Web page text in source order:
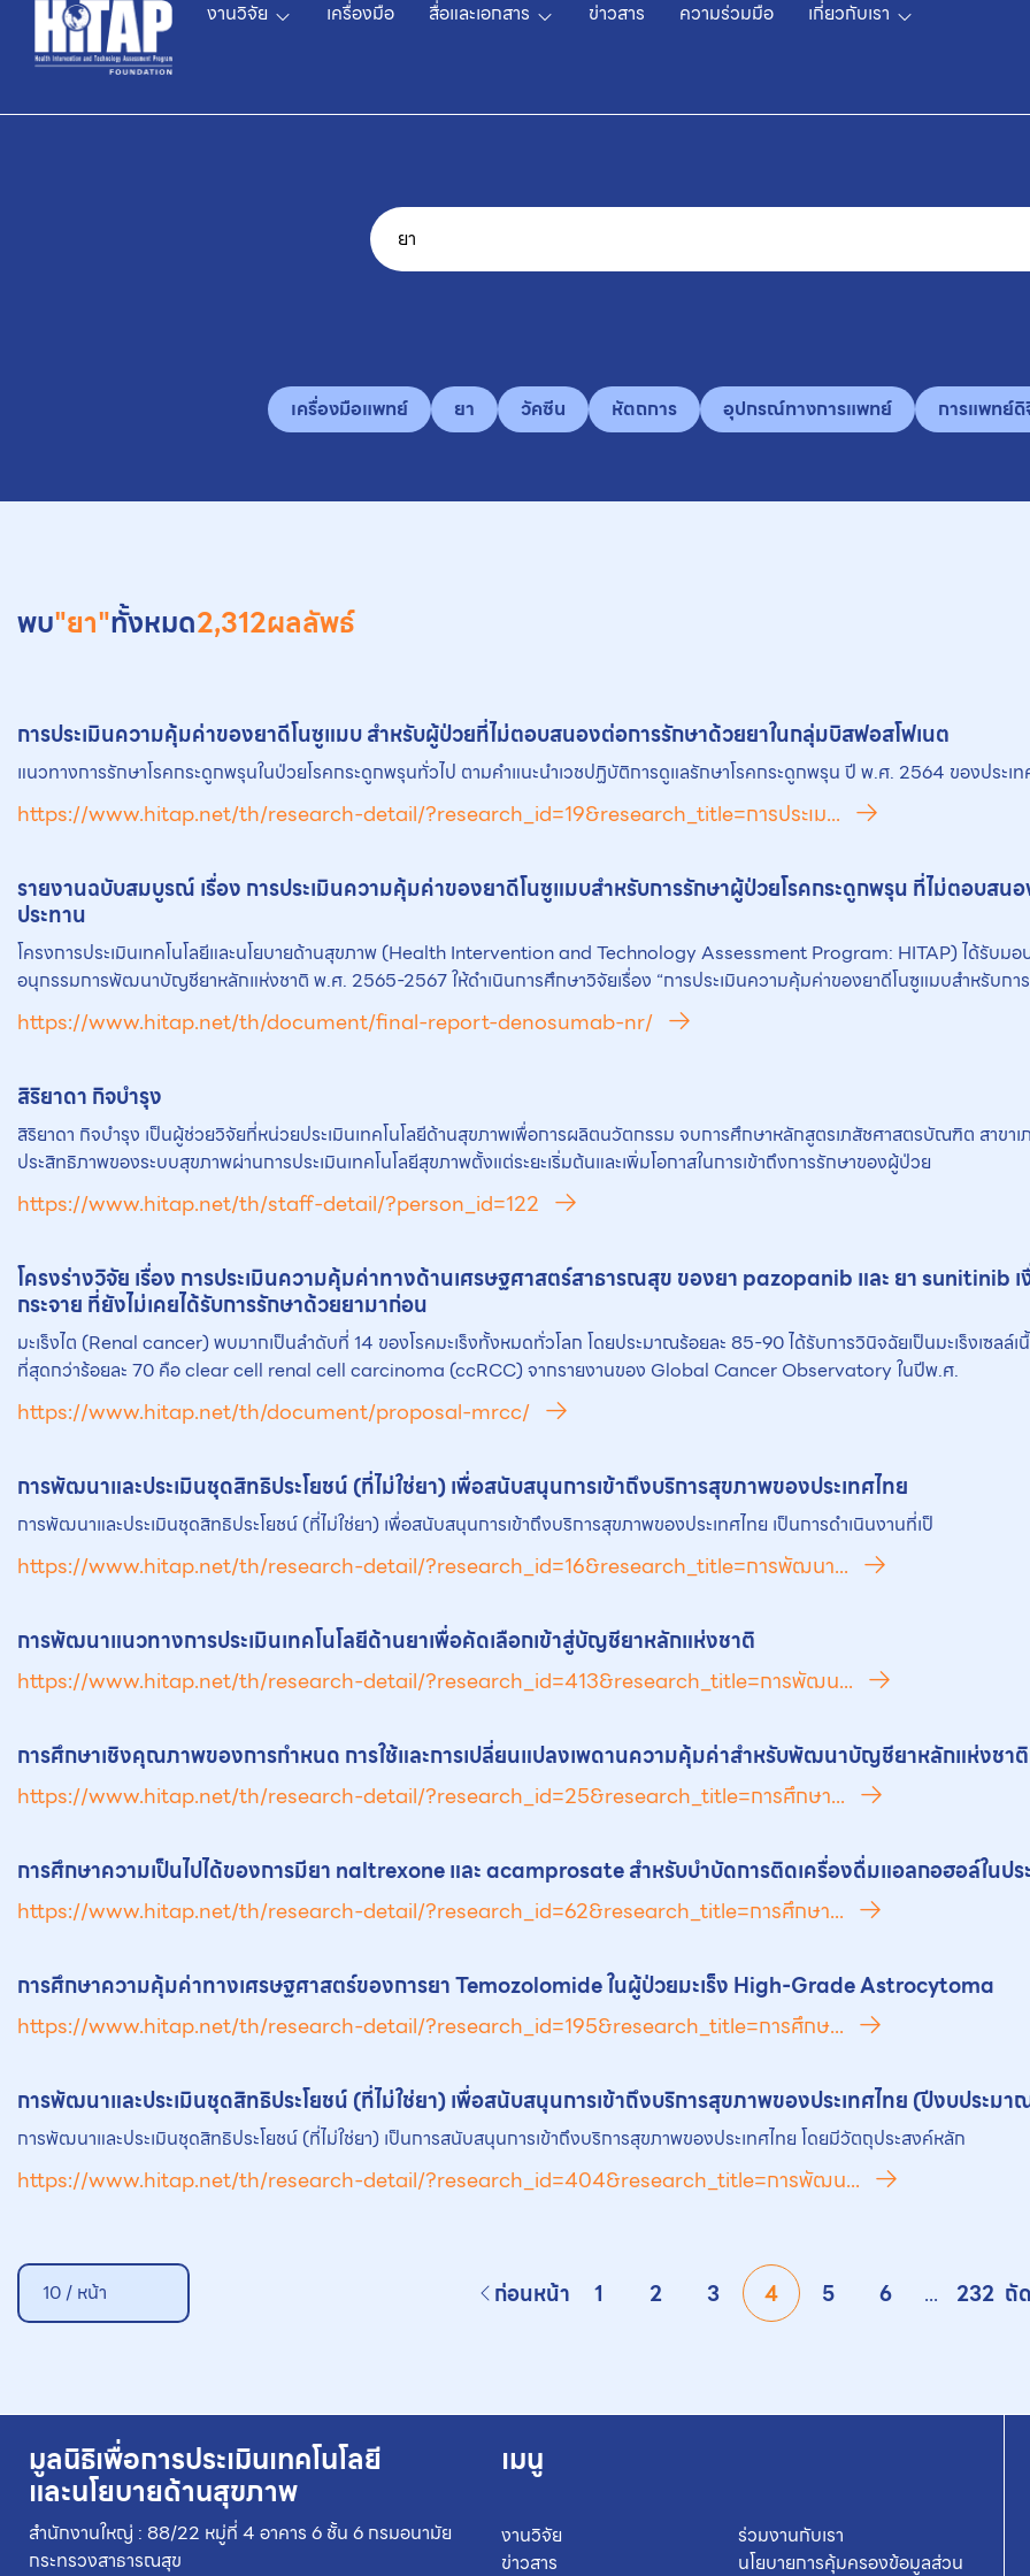
งานวิจัย เครื่องมือ สื่อและเอกสาร ข่าวสาร ความร่วมมือ เกี่ยวกับเรา
เครื่องมือแพทย์ ยา วัคซีน หัตถการ อุปกรณ์ทางการแพทย์ การแพทย์
พบ"ยา"ทั้งหมด2,312ผลลัพธ์
การประเมินความคุ้มค่าของยาดีโนซูแมบ สำหรับผู้ป่วยที่ไม่ตอบสนองต่อการรักษาด้วยยาในกลุ่มบิสฟอสโฟเนต
แนวทางการรักษาโรคกระดูกพรุนในป่วยโรคกระดูกพรุนทั่วไป ตามคำแนะนำเวชปฏิบัติการดูแลรักษาโรคกระดูกพรุน ปี พ.ศ. 2564 ของประเท
https://www.hitap.net/th/research-detail/?research_id=19&research_title=การประเม...
รายงานฉบับสมบูรณ์ เรื่อง การประเมินความคุ้มค่าของยาดีโนซูแมบสําหรับการรักษาผู้ป่วยโรคกระดูกพรุน ที่ไม่ตอบสน
ประทาน
โครงการประเมินเทคโนโลยีและนโยบายด้านสุขภาพ (Health Intervention and Technology Assessment Program: HITAP) ได้รับม
อนุกรรมการพัฒนาบัญชียาหลักแห่งชาติ พ.ศ. 2565-2567 ให้ดำเนินการศึกษาวิจัยเรื่อง “การประเมินความคุ้มค่าของยาดีโนซูแมบสำหรับกา
https://www.hitap.net/th/document/final-report-denosumab-nr/
สิริยาดา กิจบำรุง
สิริยาดา กิจบำรุง เป็นผู้ช่วยวิจัยที่หน่วยประเมินเทคโนโลยีด้านสุขภาพเพื่อการผลิตนวัตกรรม จบการศึกษาหลักสูตรเภสัชศาสตรบัณฑิต สาขา
ประสิทธิภาพของระบบสุขภาพผ่านการประเมินเทคโนโลยีสุขภาพตั้งแต่ระยะเริ่มต้นและเพิ่มโอกาสในการเข้าถึงการรักษาของผู้ป่วย
https://www.hitap.net/th/staff-detail/?person_id=122
โครงร่างวิจัย เรื่อง การประเมินความคุ้มค่าทางด้านเศรษฐศาสตร์สาธารณสุข ของยา pazopanib และ ยาsunitinib เ
กระจาย ที่ยังไม่เคยได้รับการรักษาด้วยยามาก่อน
มะเร็งไต (Renal cancer) พบมากเป็นลำดับที่ 14 ของโรคมะเร็งทั้งหมดทั่วโลก โดยประมาณร้อยละ 85-90 ได้รับการวินิจฉัยเป็นมะเร็งเซ
ที่สุดกว่าร้อยละ 70 คือ clear cell renal cell carcinoma (ccRCC) จากรายงานของ Global Cancer Observatory ในปีพ.ศ.
https://www.hitap.net/th/document/proposal-mrcc/
การพัฒนาและประเมินชุดสิทธิประโยชน์ (ที่ไม่ใช่ยา) เพื่อสนับสนุนการเข้าถึงบริการสุขภาพของประเทศไทย
การพัฒนาและประเมินชุดสิทธิประโยชน์ (ที่ไม่ใช่ยา) เพื่อสนับสนุนการเข้าถึงบริการสุขภาพของประเทศไทย เป็นการดําเนินงานที่เป็
https://www.hitap.net/th/research-detail/?research_id=16&research_title=การพัฒนา...
การพัฒนาแนวทางการประเมินเทคโนโลยีด้านยาเพื่อคัดเลือกเข้าสู่บัญชียาหลักแห่งชาติ
https://www.hitap.net/th/research-detail/?research_id=413&research_title=การพัฒน...
การศึกษาเชิงคุณภาพของการกำหนด การใช้และการเปลี่ยนแปลงเพดานความคุ้มค่าสำหรับพัฒนาบัญชียาหลักแห่งชาติ
https://www.hitap.net/th/research-detail/?research_id=25&research_title=การศึกษา...
การศึกษาความเป็นไปได้ของการมียา naltrexone และ acamprosate สำหรับบำบัดการติดเครื่องดื่มแอลกอฮอล์ในปร
https://www.hitap.net/th/research-detail/?research_id=62&research_title=การศึกษา...
การศึกษาความคุ้มค่าทางเศรษฐศาสตร์ของการยาTemozolomide ในผู้ป่วยมะเร็ง High-Grade Astrocytoma
https://www.hitap.net/th/research-detail/?research_id=195&research_title=การศึกษ...
การพัฒนาและประเมินชุดสิทธิประโยชน์ (ที่ไม่ใช่ยา) เพื่อสนับสนุนการเข้าถึงบริการสุขภาพของประเทศไทย (ปีงบประม
การพัฒนาและประเมินชุดสิทธิประโยชน์ (ที่ไม่ใช่ยา) เป็นการสนับสนุนการเข้าถึงบริการสุขภาพของประเทศไทย โดยมีวัตถุประสงค์หลัก
https://www.hitap.net/th/research-detail/?research_id=404&research_title=การพัฒน...
10 / หน้า ก่อนหน้า 1 2 3 4 5 6 ... 232 ถั
มูลนิธิเพื่อการประเมินเทคโนโลยี
และนโยบายด้านสุขภาพ
สำนักงานใหญ่ : 88/22 หมู่ที่ 4 อาคาร 6 ชั้น 6 กรมอนามัย
กระทรวงสาธารณสุข
เมนู
งานวิจัย
ข่าวสาร
ร่วมงานกับเรา
นโยบายการคุ้มครองข้อมูลส่วน